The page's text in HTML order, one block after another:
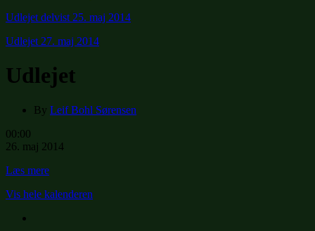
Udlejet delvist 25. maj 2014
Udlejet 27. maj 2014
Udlejet
By Leif Bohl Sørensen
Udlejet
00:00
26. maj 2014
Læs mere
Vis hele kalenderen